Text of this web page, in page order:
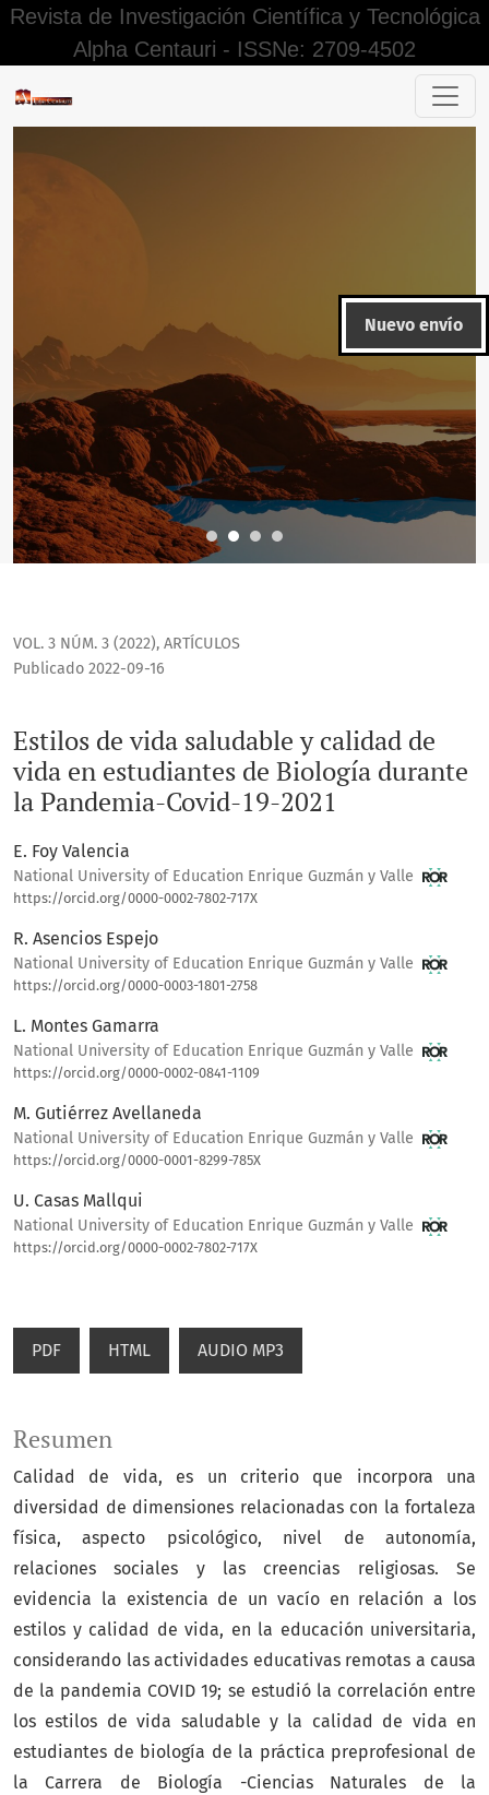
Revista de Investigación Científica y Tecnológica
Alpha Centauri - ISSNe: 2709-4502
Estilos de vida saludable y calidad de vida en estudiantes
Nuevo envío
VOL. 3 NÚM. 3 (2022), ARTÍCULOS
Estilos de vida saludable y calidad de
vida en estudiantes de Biología durante
la Pandemia-Covid-19-2021
Publicado 2022-09-16
E. Foy Valencia
National University of Education Enrique Guzmán y Valle
https://orcid.org/0000-0002-7802-717X
R. Asencios Espejo
National University of Education Enrique Guzmán y Valle
https://orcid.org/0000-0003-1801-2758
L. Montes Gamarra
National University of Education Enrique Guzmán y Valle
https://orcid.org/0000-0002-0841-1109
M. Gutiérrez Avellaneda
National University of Education Enrique Guzmán y Valle
https://orcid.org/0000-0001-8299-785X
U. Casas Mallqui
National University of Education Enrique Guzmán y Valle
https://orcid.org/0000-0002-7802-717X
PDF HTML AUDIO MP3
Resumen
Calidad de vida, es un criterio que incorpora una
diversidad de dimensiones relacionadas con la fortaleza
física, aspecto psicológico, nivel de autonomía,
relaciones sociales y las creencias religiosas. Se
evidencia la existencia de un vacío en relación a los
estilos y calidad de vida, en la educación universitaria,
considerando las actividades educativas remotas a causa
de la pandemia COVID 19; se estudió la correlación entre
los estilos de vida saludable y la calidad de vida en
estudiantes de biología de la práctica preprofesional de
la Carrera de Biología -Ciencias Naturales de la